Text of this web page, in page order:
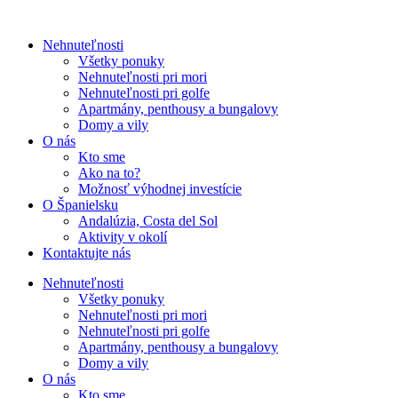
Nehnuteľnosti
Všetky ponuky
Nehnuteľnosti pri mori
Nehnuteľnosti pri golfe
Apartmány, penthousy a bungalovy
Domy a vily
O nás
Kto sme
Ako na to?
Možnosť výhodnej investície
O Španielsku
Andalúzia, Costa del Sol
Aktivity v okolí
Kontaktujte nás
Nehnuteľnosti
Všetky ponuky
Nehnuteľnosti pri mori
Nehnuteľnosti pri golfe
Apartmány, penthousy a bungalovy
Domy a vily
O nás
Kto sme